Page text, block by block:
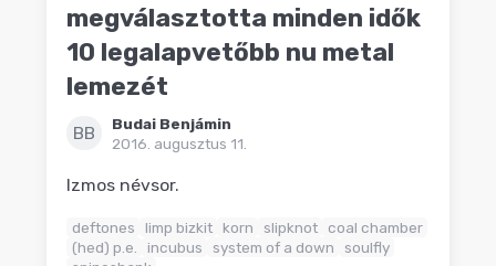
megválasztotta minden idők
10 legalapvetőbb nu metal
lemezét
BB
Budai Benjámin
2016. augusztus 11.
Izmos névsor.
deftones limp bizkit korn slipknot coal chamber
(hed) p.e.
incubus system of a down
soulfly